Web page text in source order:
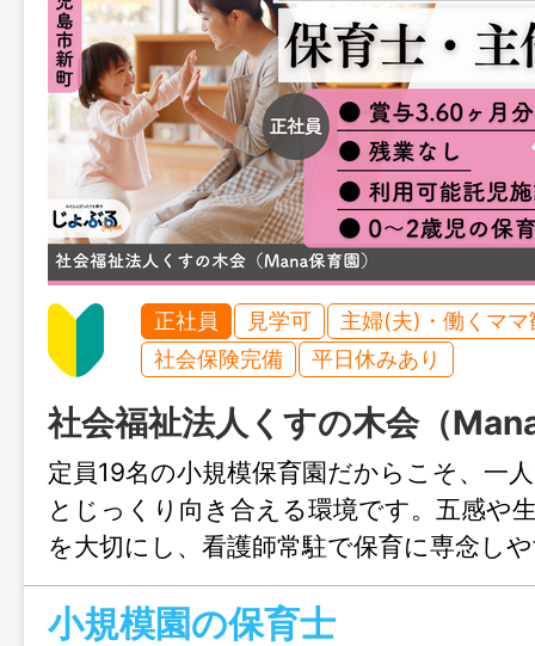
正社員 見学可
主婦(夫)・働くママ
社会保険完備
平日休みあり
社会福祉法人くすの木会（
定員19名の小規模保育園だからこそ、一
とじっくり向き合える環境です。五感や
を大切にし、看護師常駐で保育に専念し
力。残業ほぼなし・賞与3.6ヶ月分・利用
ありと、子育て世代も安心して長く働け
小規模園の保育士